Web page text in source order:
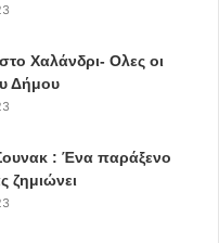
Χαλάνδρι- Ολες οι
Δήμου
: Ένα παράξενο
ζημιώνει